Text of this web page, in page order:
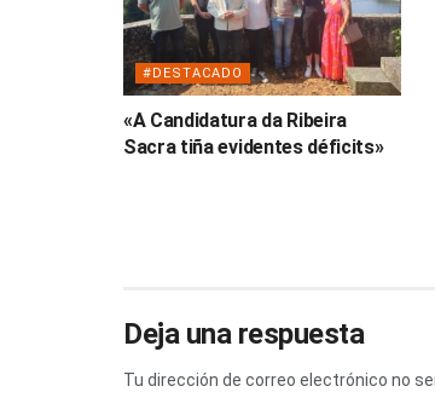
#DESTACADO
«A Candidatura da Ribeira
Sacra tiña evidentes déficits»
Deja una respuesta
Tu dirección de correo electrónico no